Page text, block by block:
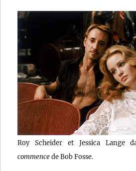
Roy Scheider et Jessica Lange
commencede Bob Fosse.